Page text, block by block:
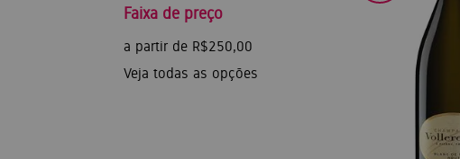
Faixa de preço
a partir de R$250,00
Veja todas as opções